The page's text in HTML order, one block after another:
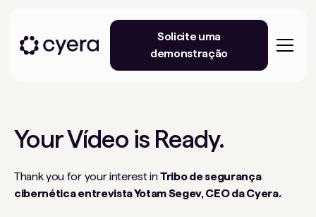
Solicite uma
demonstração
YourVídeois Ready.
Thank you for your interest inTribo de segurança
cibernética entrevista Yotam Segev, CEO da Cyera.